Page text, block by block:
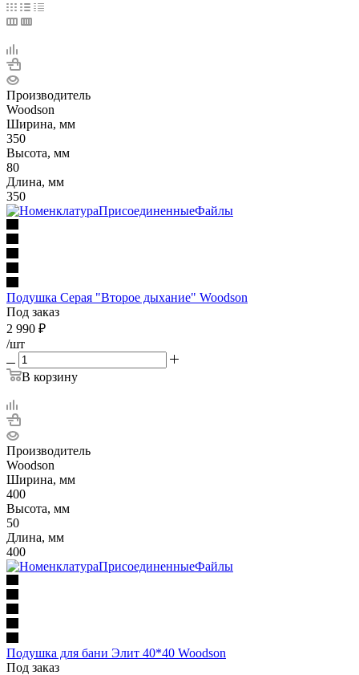
Производитель
Woodson
Ширина, мм
350
Высота, мм
80
Длина, мм
350
Подушка Серая "Второе дыхание" Woodson
Под заказ
2 990 ₽
/шт
В корзину
Производитель
Woodson
Ширина, мм
400
Высота, мм
50
Длина, мм
400
Подушка для бани Элит 40*40 Woodson
Под заказ